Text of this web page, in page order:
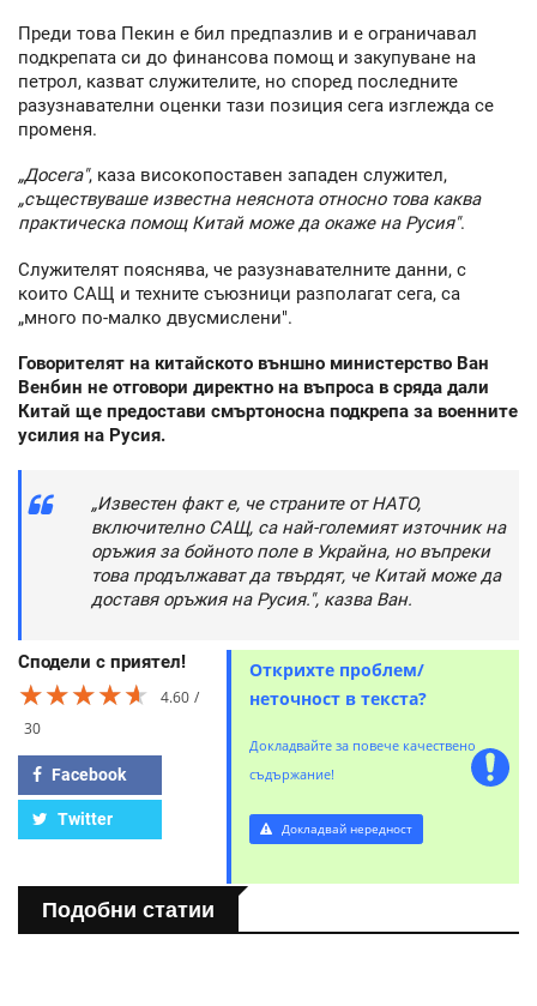
Преди това Пекин е бил предпазлив и е ограничавал
подкрепата си до финансова помощ и закупуване на
петрол, казват служителите, но според последните
разузнавателни оценки тази позиция сега изглежда се
променя.
„Досега", каза високопоставен западен служител,
„съществуваше известна неяснота относно това каква
практическа помощ Китай може да окаже на Русия".
Служителят пояснява, че разузнавателните данни, с
които САЩ и техните съюзници разполагат сега, са
„много по-малко двусмислени".
Говорителят на китайското външно министерство Ван
Венбин не отговори директно на въпроса в сряда дали
Китай ще предостави смъртоносна подкрепа за военните
усилия на Русия.
„Известен факт е, че страните от НАТО,
включително САЩ, са най-големият източник на
оръжия за бойното поле в Украйна, но въпреки
това продължават да твърдят, че Китай може да
доставя оръжия на Русия.", казва Ван.
Сподели с приятел!
★★★★★
★★★★★
★★★★★
4.60
30
Facebook
Twitter
Открихте проблем/
неточност в текста?
Докладвайте за повече качествено
съдържание!
Докладвай нередност
Подобни статии